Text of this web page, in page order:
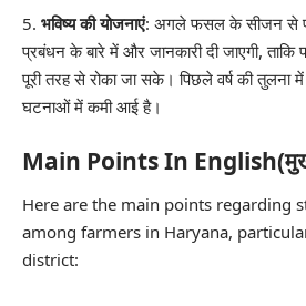
भविष्य की योजनाएं: अगले फसल के सीजन से
प्रबंधन के बारे में और जानकारी दी जाएगी,
पूरी तरह से रोका जा सके। पिछले वर्ष की तुलना
घटनाओं में कमी आई है।
Main Points In
Here are the main points regarding
among farmers in Haryana,
district: